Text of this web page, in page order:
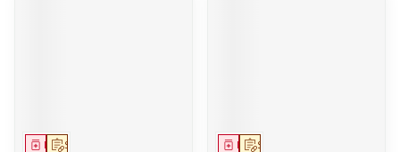
Sur prescription
Médicament Sur prescription
Médicament